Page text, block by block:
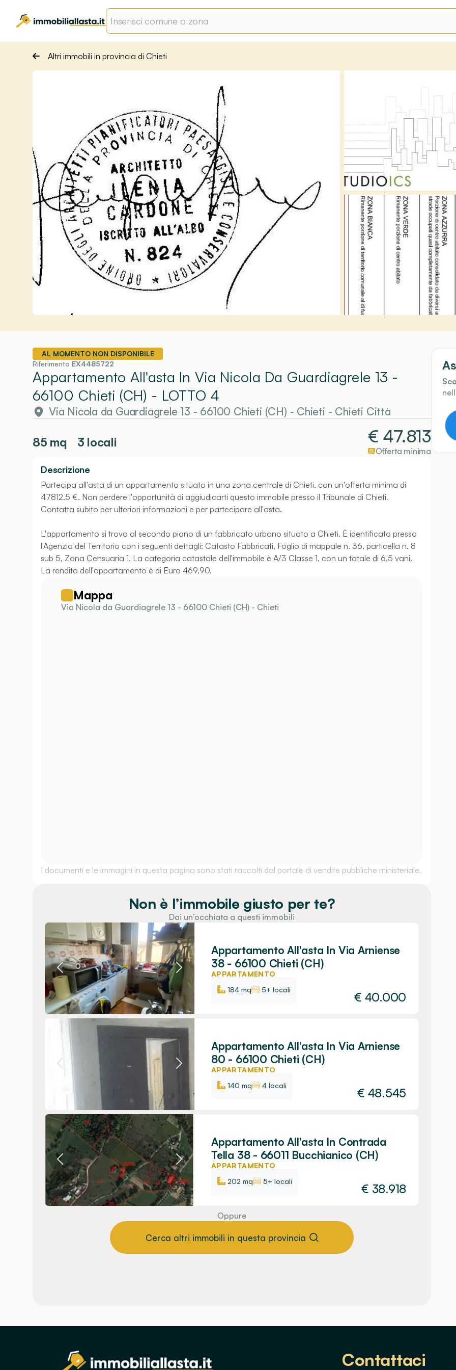
Altri immobili in provincia di Chieti
AL MOMENTO NON DISPONIBILE
Riferimento EX4485722
Appartamento All'asta In Via Nicola Da Guardiagrele 13 -
66100 Chieti (CH) - LOTTO 4
Via Nicola da Guardiagrele 13 - 66100 Chieti (CH) - Chieti - Chieti Città
85 mq 3 locali € 47.813
Offerta minima
Descrizione
Partecipa all'asta di un appartamento situato in una zona centrale di Chieti, con un'offerta minima di
47812.5 €. Non perdere l'opportunità di aggiudicarti questo immobile presso il Tribunale di Chieti.
Contatta subito per ulteriori informazioni e per partecipare all'asta.
L'appartamento si trova al secondo piano di un fabbricato urbano situato a Chieti. È identificato presso
l'Agenzia del Territorio con i seguenti dettagli: Catasto Fabbricati, Foglio di mappale n. 36, particella n. 8
sub 5, Zona Censuaria 1. La categoria catastale dell'immobile è A/3 Classe 1, con un totale di 6,5 vani.
La rendita dell'appartamento è di Euro 469,90.
Mappa
Via Nicola da Guardiagrele 13 - 66100 Chieti (CH) - Chieti
I documenti e le immagini in questa pagina sono stati raccolti dal portale di vendite pubbliche ministeriale.
Non è l’immobile giusto per te?
Dai un’occhiata a questi immobili
Appartamento All'asta In Via Arniense
38 - 66100 Chieti (CH)
APPARTAMENTO
184 mq
5+ locali
€ 40.000
Appartamento All'asta In Via Arniense
80 - 66100 Chieti (CH)
APPARTAMENTO
140 mq
4 locali
€ 48.545
Appartamento All'asta In Contrada
Tella 38 - 66011 Bucchianico (CH)
APPARTAMENTO
202 mq
5+ locali
€ 38.918
Oppure
Cerca altri immobili in questa provincia
Contattaci